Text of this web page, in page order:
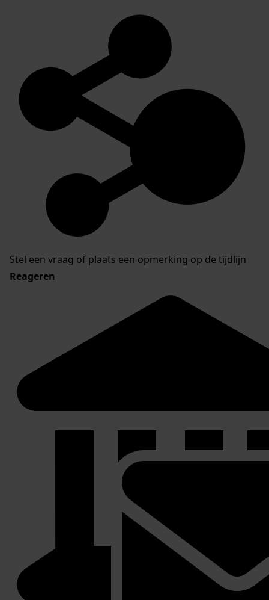
Stel een vraag of plaats een opmerking op de tijdlijn
Reageren